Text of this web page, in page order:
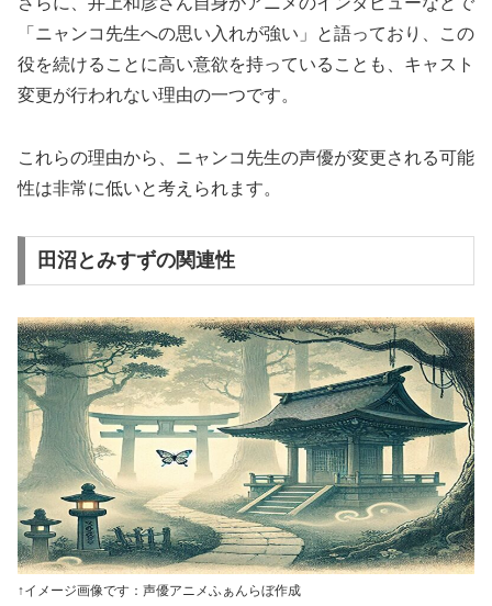
「ニャンコ先生への思い入れが強い」と語っており、この
役を続けることに高い意欲を持っていることも、キャスト
変更が行われない理由の一つです。
これらの理由から、ニャンコ先生の声優が変更される可能
性は非常に低いと考えられます。
田沼とみすずの関連性
↑イメージ画像です：声優アニメふぁんらぼ作成